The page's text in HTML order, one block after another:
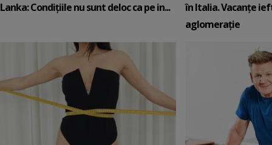
Lanka: Condițiile nu sunt deloc ca pe in...
în Italia. Vacanțe
aglomerație